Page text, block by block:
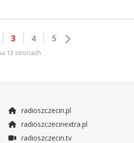
3 4 5
13 stronach
radioszczecin.pl
radioszczecinextra.pl
radioszczecin.tv